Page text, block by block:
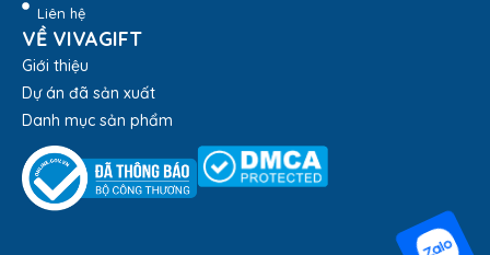
Liên hệ
VỀ VIVAGIFT
Giới thiệu
Dự án đã sản xuất
Danh mục sản phẩm